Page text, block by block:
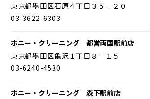
東京都墨田区石原４丁目３５－２０
03-3622-6303
ポニー・クリーニング 都営両国駅前店
東京都墨田区亀沢１丁目８－１５
03-6240-4530
ポニー・クリーニング 森下駅前店